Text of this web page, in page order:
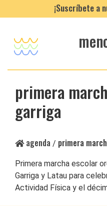
¡Suscríbete a
primera
garriga
agenda / primera
Primera marcha escolar
Garriga y Latau para
Actividad Física y el